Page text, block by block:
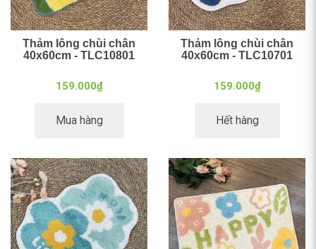
Thảm lông chùi chân
40x60cm - TLC10801
159.000₫
Mua hàng
Thảm lông chùi chân
40x60cm - TLC10701
159.000₫
Hết hàng